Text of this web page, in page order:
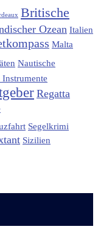
Britische
Ozean Italien
Malta
Nautische
Regatta
Segelkrimi
Sizilien